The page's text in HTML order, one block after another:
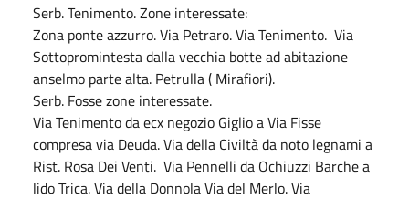
Serb. Tenimento. Zone interessate:
Zona ponte azzurro. Via Petraro. Via Tenimento. Via
Sottopromintesta dalla vecchia botte ad abitazione
anselmo parte alta. Petrulla ( Mirafiori).
Serb. Fosse zone interessate.
Via Tenimento da ecx negozio Giglio a Via Fisse
compresa via Deuda. Via della Civiltà da noto legnami a
Rist. Rosa Dei Venti. Via Pennelli da Ochiuzzi Barche a
lido Trica. Via della Donnola Via del Merlo. Via